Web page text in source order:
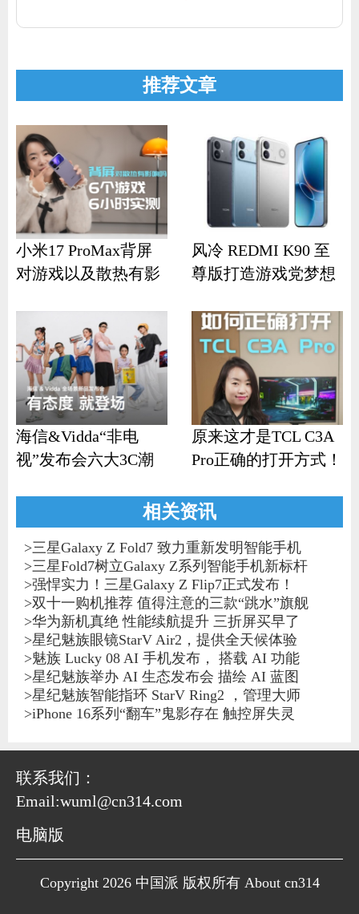
推荐文章
小米17 ProMax背屏
对游戏以及散热有影
风冷 REDMI K90 至
尊版打造游戏党梦想
海信&Vidda“非电
视”发布会六大3C潮
原来这才是TCL C3A
Pro正确的打开方式！
相关资讯
>三星Galaxy Z Fold7 致力重新发明智能手机
>三星Fold7树立Galaxy Z系列智能手机新标杆
>强悍实力！三星Galaxy Z Flip7正式发布！
>双十一购机推荐 值得注意的三款“跳水”旗舰
>华为新机真绝 性能续航提升 三折屏买早了
>星纪魅族眼镜StarV Air2，提供全天候体验
>魅族 Lucky 08 AI 手机发布， 搭载 AI 功能
>星纪魅族举办 AI 生态发布会 描绘 AI 蓝图
>星纪魅族智能指环 StarV Ring2 ，管理大师
>iPhone 16系列“翻车”鬼影存在 触控屏失灵
联系我们：
Email:wuml@cn314.com
电脑版
Copyright 2026 中国派 版权所有 About cn314